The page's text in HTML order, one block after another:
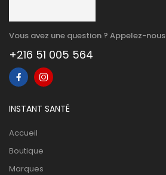
Vous avez une question ? Appelez-nous
+216 51 005 564
INSTANT SANTÉ
Accueil
Boutique
Marques